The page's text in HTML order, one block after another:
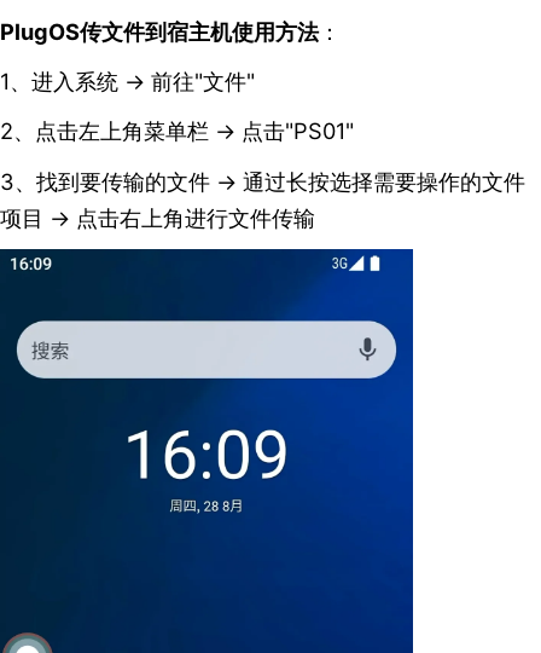
PlugOS传文件到宿主机使用方法：
1、进入系统 → 前往"文件"
2、点击左上角菜单栏 → 点击"PS01"
3、找到要传输的文件 → 通过长按选择需要操作的文件
项目 → 点击右上角进行文件传输